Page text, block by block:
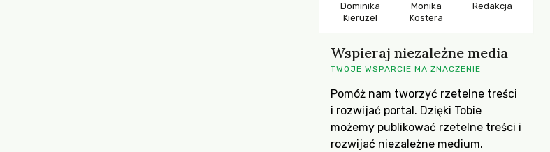
Dominika
Kieruzel
Monika
Kostera
Redakcja
Wspieraj niezależne media
TWOJE WSPARCIE MA ZNACZENIE
Pomóż nam tworzyć rzetelne treści
i rozwijać portal. Dzięki Tobie
możemy publikować rzetelne treści i
rozwijać niezależne medium.